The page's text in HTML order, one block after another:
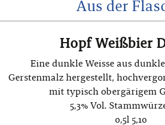
Aus der
Hopf Weißbier
Eine dunkle Weisse aus
Gerstenmalz hergestellt,
mit typisch obergärigem
5,3% Vol.
0,5l 5,10